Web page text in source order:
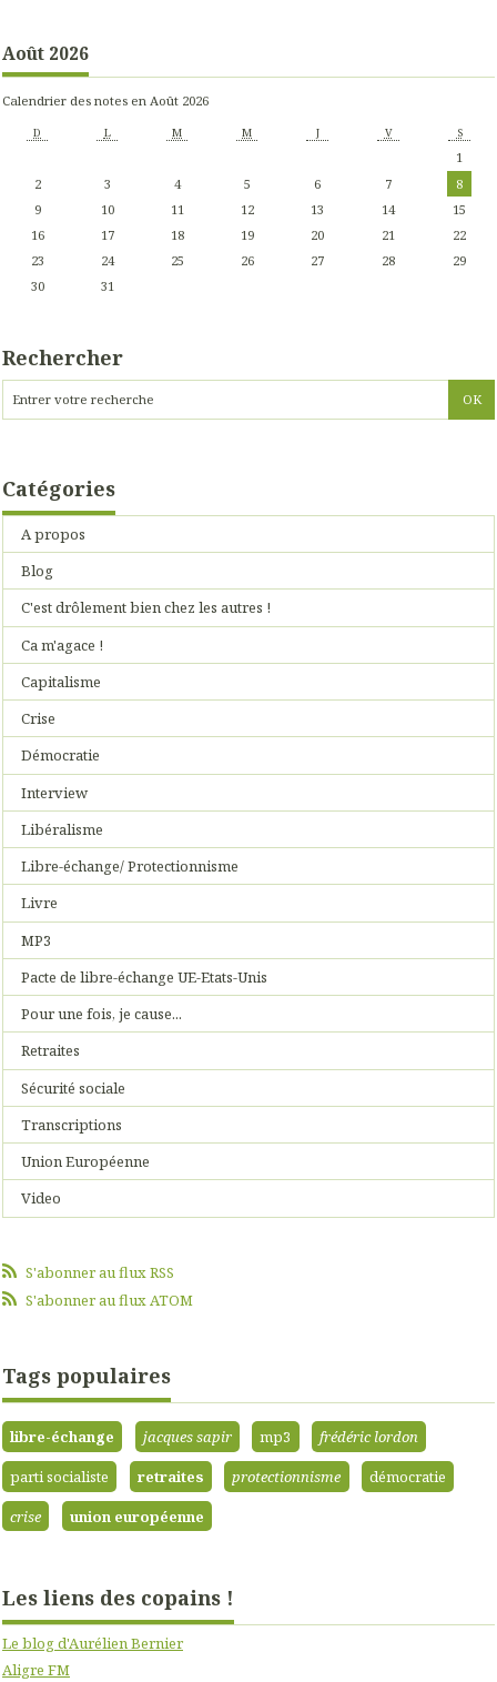
Août 2026
Calendrier des notes en Août 2026
D L M M J V S
1
2
3 4 5 6 7
8
9
10 11 12 13 14
15
16
17 18 19 20 21
22
23
24 25 26 27 28
29
30
31
Rechercher
Catégories
A propos
Blog
C'est drôlement bien chez les autres !
Ca m'agace !
Capitalisme
Crise
Démocratie
Interview
Libéralisme
Libre-échange/ Protectionnisme
Livre
MP3
Pacte de libre-échange UE-Etats-Unis
Pour une fois, je cause...
Retraites
Sécurité sociale
Transcriptions
Union Européenne
Video
S'abonner au flux RSS
S'abonner au flux ATOM
Tags populaires
libre-échange jacques sapir mp3
frédéric lordon
parti socialiste
retraites protectionnisme
démocratie
crise
union européenne
Les liens des copains !
Le blog d'Aurélien Bernier
Aligre FM